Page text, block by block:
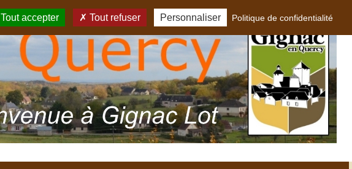
Tout accepter Tout refuser Personnaliser Politique de confidentialité